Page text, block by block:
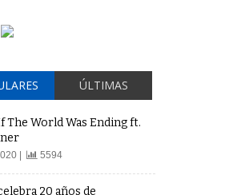
ÚLTIMAS
The World Was Ending ft.
| 5594
20 años de